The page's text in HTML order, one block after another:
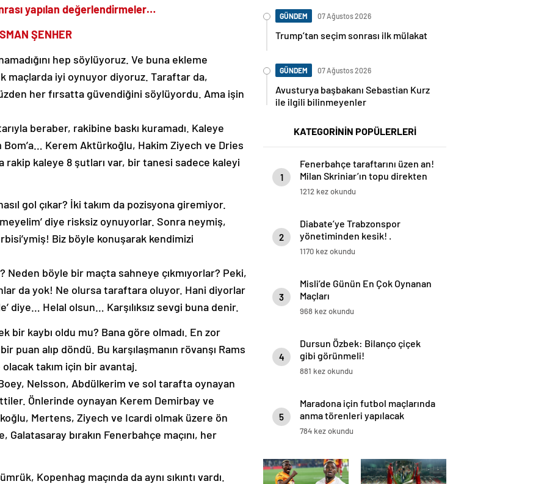
yapılan değerlendirmeler…
ŞENHER
hep söylüyoruz. Ve buna ekleme
maçlarda iyi oynuyor diyoruz. Taraftar da,
her fırsatta güvendiğini söylüyordu. Ama işin
beraber, rakibine baskı kuramadı. Kaleye
Kerem Aktürkoğlu, Hakim Ziyech ve Dries
kaleye 8 şutları var, bir tanesi sadece kaleyi
gol çıkar? İki takım da pozisyona giremiyor.
diye risksiz oynuyorlar. Sonra neymiş,
Biz böyle konuşarak kendimizi
Neden böyle bir maçta sahneye çıkmıyorlar? Peki,
da yok! Ne olursa taraftara oluyor. Hani diyorlar
diye… Helal olsun… Karşılıksız sevgi buna denir.
bir kaybı oldu mu? Bana göre olmadı. En zor
puan alıp döndü. Bu karşılaşmanın rövanşı Rams
takım için bir avantaj.
Nelsson, Abdülkerim ve sol tarafta oynayan
Önlerinde oynayan Kerem Demirbay ve
Mertens, Ziyech ve Icardi olmak üzere ön
bırakın Fenerbahçe maçını, her
Kopenhag maçında da aynı sıkıntı vardı.
GÜNDEM 07 Ağustos 2026
Trump’tan seçim sonrası ilk mülakat
GÜNDEM 07 Ağustos 2026
Avusturya başbakanı Sebastian Kurz
ile ilgili bilinmeyenler
KATEGORİNİN POPÜLERLERİ
1
Fenerbahçe taraftarını üzen an!
Milan Skriniar’ın topu direkten
döndü
1212 kez okundu
2
Diabate’ye Trabzonspor
yönetiminden kesik! .
1170 kez okundu
3
Misli’de Günün En Çok Oynanan
Maçları
968 kez okundu
4
Dursun Özbek: Bilanço çiçek
gibi görünmeli!
881 kez okundu
5
Maradona için futbol maçlarında
anma törenleri yapılacak
784 kez okundu